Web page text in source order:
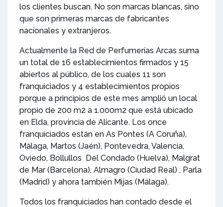
los clientes buscan. No son marcas blancas, sino
que son primeras marcas de fabricantes
nacionales y extranjeros.
Actualmente la Red de Perfumerías Arcas suma
un total de 16 establecimientos firmados y 15
abiertos al público, de los cuales 11 son
franquiciados y 4 establecimientos propios
porque a principios de este mes amplió un local
propio de 200 m2 a 1.000m2 que está ubicado
en Elda, provincia de Alicante. Los once
franquiciados están en As Pontes (A Coruña),
Málaga, Martos (Jaén), Pontevedra, Valencia,
Oviedo, Bollullos Del Condado (Huelva), Malgrat
de Mar (Barcelona), Almagro (Ciudad Real) , Parla
(Madrid) y ahora también Mijas (Málaga).
Todos los franquiciados han contado desde el